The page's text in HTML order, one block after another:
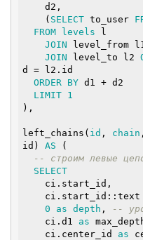
    (
SELECT to_user
FROM
levels l
JOIN level_from
JOIN level_to l2
d = l2.id
ORDER BY d1 + d2
LIMIT 1
),
left_chains( id , chain
id) AS (
-- строим левые
SELECT
    ci.start_id::
text
0
as depth ,
--
    ci.d1
as
    ci.center_id
as